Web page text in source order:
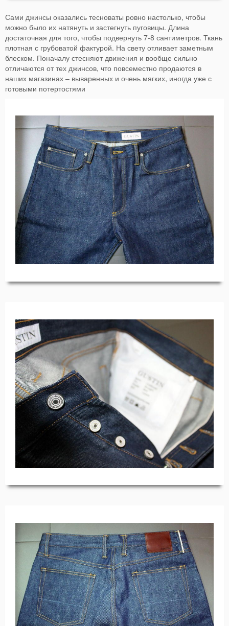
Сами джинсы оказались тесноваты ровно настолько, чтобы
можно было их натянуть и застегнуть пуговицы. Длина
достаточная для того, чтобы подвернуть 7-8 сантиметров. Ткань
плотная с грубоватой фактурой. На свету отливает заметным
блеском. Поначалу стесняют движения и вообще сильно
отличаются от тех джинсов, что повсеместно продаются в
наших магазинах – вываренных и очень мягких, иногда уже с
готовыми потертостями